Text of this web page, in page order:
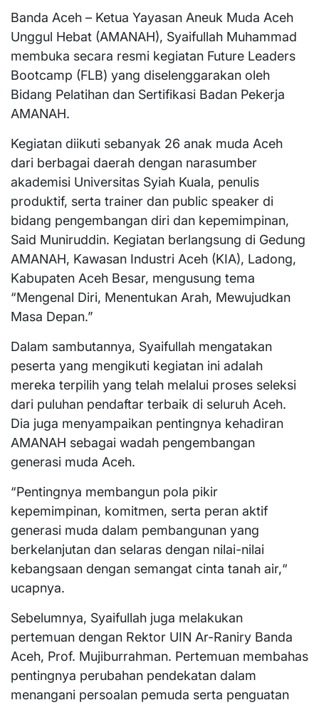
Banda Aceh – Ketua Yayasan Aneuk Muda Aceh
Unggul Hebat (AMANAH), Syaifullah Muhammad
membuka secara resmi kegiatan Future Leaders
Bootcamp (FLB) yang diselenggarakan oleh
Bidang Pelatihan dan Sertifikasi Badan Pekerja
AMANAH.
Kegiatan diikuti sebanyak 26 anak muda Aceh
dari berbagai daerah dengan narasumber
akademisi Universitas Syiah Kuala, penulis
produktif, serta trainer dan public speaker di
bidang pengembangan diri dan kepemimpinan,
Said Muniruddin. Kegiatan berlangsung di Gedung
AMANAH, Kawasan Industri Aceh (KIA), Ladong,
Kabupaten Aceh Besar, mengusung tema
“Mengenal Diri, Menentukan Arah, Mewujudkan
Masa Depan.”
Dalam sambutannya, Syaifullah mengatakan
peserta yang mengikuti kegiatan ini adalah
mereka terpilih yang telah melalui proses seleksi
dari puluhan pendaftar terbaik di seluruh Aceh.
Dia juga menyampaikan pentingnya kehadiran
AMANAH sebagai wadah pengembangan
generasi muda Aceh.
“Pentingnya membangun pola pikir
kepemimpinan, komitmen, serta peran aktif
generasi muda dalam pembangunan yang
berkelanjutan dan selaras dengan nilai-nilai
kebangsaan dengan semangat cinta tanah air,“
ucapnya.
Sebelumnya, Syaifullah juga melakukan
pertemuan dengan Rektor UIN Ar-Raniry Banda
Aceh, Prof. Mujiburrahman. Pertemuan membahas
pentingnya perubahan pendekatan dalam
menangani persoalan pemuda serta penguatan